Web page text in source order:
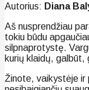
Autorius: Diana
Aš nusprendžiau
tokiu būdu
silpnaprotystę.
kurių klaidų,
Žinote, vaikystėje ir